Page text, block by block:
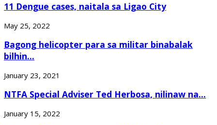
11 Dengue cases, naitala sa Ligao City
May 25, 2022
Bagong helicopter para sa militar binabalak
bilhin...
January 23, 2021
NTFA Special Adviser Ted Herbosa, nilinaw na...
January 15, 2022